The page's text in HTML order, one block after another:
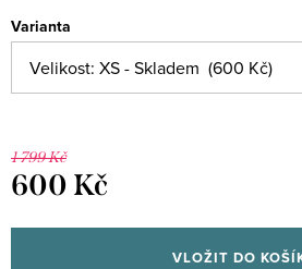
Varianta
1 799 Kč
600 Kč
cena:
VLOŽIT DO